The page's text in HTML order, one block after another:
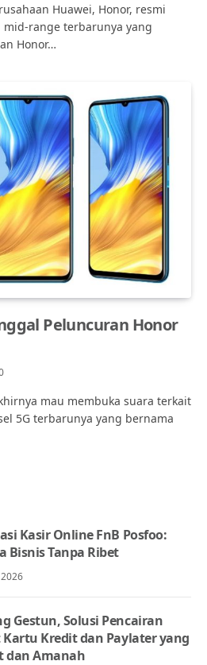
Huawei, Honor, resmi
range terbarunya yang
Honor…
Peluncuran Honor
mau membuka suara terkait
5G terbarunya yang bernama
Kasir Online FnB Posfoo:
Bisnis Tanpa Ribet
Gestun, Solusi Pencairan
Kredit dan Paylater yang
dan Amanah